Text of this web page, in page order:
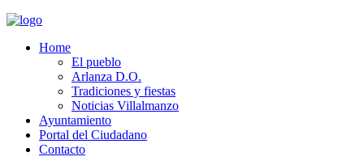
Home
El pueblo
Arlanza D.O.
Tradiciones y fiestas
Noticias Villalmanzo
Ayuntamiento
Portal del Ciudadano
Contacto